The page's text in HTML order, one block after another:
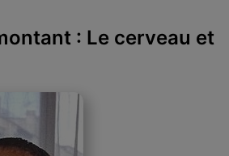
: Le cerveau et